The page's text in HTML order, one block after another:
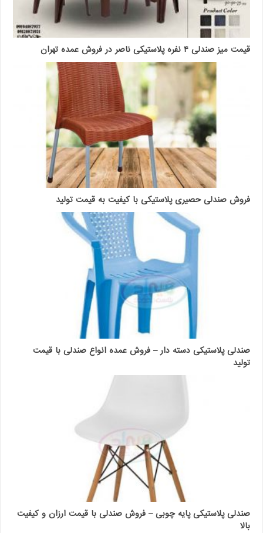
قیمت میز صندلی ۴ نفره پلاستیکی ناصر در فروش عمده تهران
فروش صندلی حصیری پلاستیکی با کیفیت به قیمت تولید
صندلی پلاستیکی دسته دار – فروش عمده انواع صندلی با قیمت
تولید
صندلی پلاستیکی پایه چوبی – فروش صندلی با قیمت ارزان و کیفیت
بالا